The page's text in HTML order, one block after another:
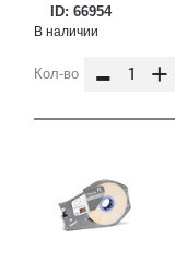
ID: 66954
В наличии
Кол-во - +